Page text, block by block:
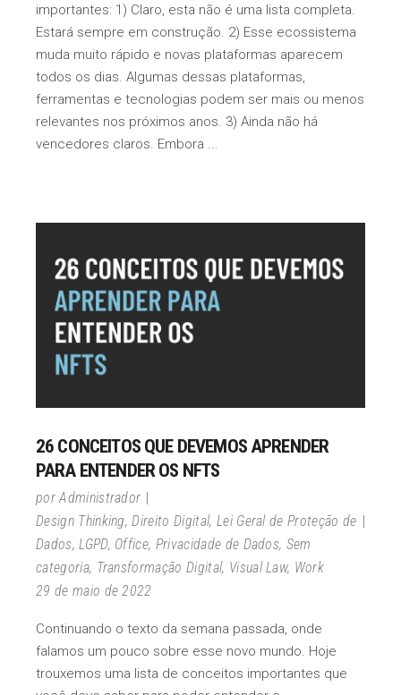
importantes: 1) Claro, esta não é uma lista completa.
Estará sempre em construção. 2) Esse ecossistema
muda muito rápido e novas plataformas aparecem
todos os dias. Algumas dessas plataformas,
ferramentas e tecnologias podem ser mais ou menos
relevantes nos próximos anos. 3) Ainda não há
vencedores claros. Embora
26 CONCEITOS QUE DEVEMOS APRENDER
PARA ENTENDER OS NFTS
porAdministrador
Design Thinking,Direito Digital, Lei Geral de Proteção de
Dados,LGPD, Office, Privacidade de Dados, Sem
categoria, Transformação Digital, Visual Law, Work
29 de maio de 2022
Continuando o texto da semana passada, onde
falamos um pouco sobre esse novo mundo. Hoje
trouxemos uma lista de conceitos importantes que